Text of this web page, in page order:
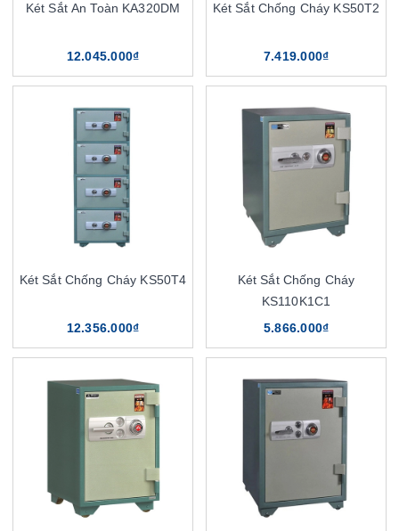
Két Sắt An Toàn KA320DM
12.045.000₫
Két Sắt Chống Cháy KS50T2
7.419.000₫
Két Sắt Chống Cháy KS50T4
12.356.000₫
Két Sắt Chống Cháy
KS110K1C1
5.866.000₫